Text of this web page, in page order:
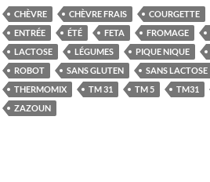
CHÈVRE CHÈVRE FRAIS COURGETTE
ENTRÉE
ÉTÉ FETA FROMAGE
LACTOSE
LÉGUMES PIQUE NIQUE
ROBOT
SANS GLUTEN SANS LACTOSE
THERMOMIX
TM 31 TM 5 TM31
ZAZOUN